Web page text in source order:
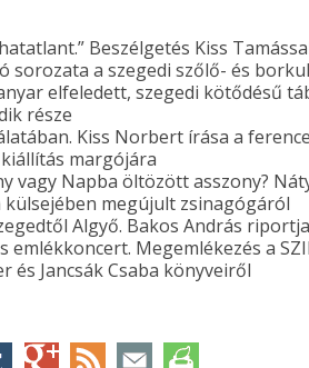
Beszélgetés Kiss
sorozata a szegedi szőlő- és
elfeledett, szegedi kötődésű
része
Kiss Norbert írása a
margójára
vagy Napba öltözött asszony?
megújult zsinagógáról
Algyő. Bakos András riportja
emlékkoncert. Megemlékezés a
és Jancsák Csaba könyveiről